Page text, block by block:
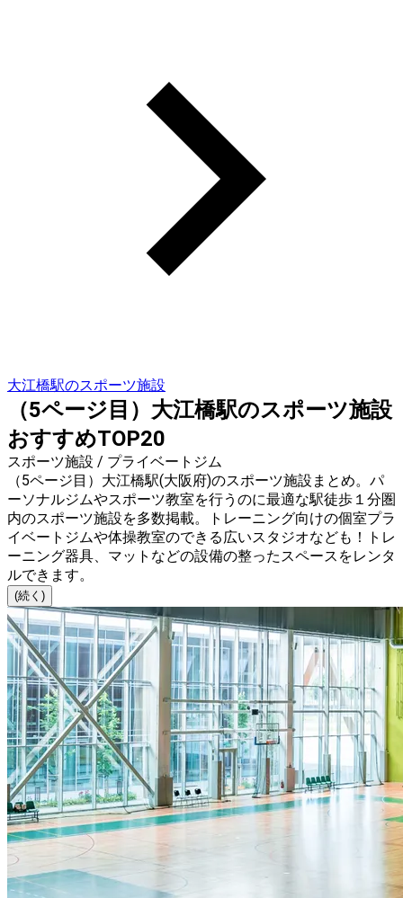
大江橋駅のスポーツ施設
（5ページ目）大江橋駅のスポーツ施設
おすすめTOP20
スポーツ施設 / プライベートジム
（5ページ目）大江橋駅(大阪府)のスポーツ施設まとめ。パ
ーソナルジムやスポーツ教室を行うのに最適な駅徒歩１分圏
内のスポーツ施設を多数掲載。トレーニング向けの個室プラ
イベートジムや体操教室のできる広いスタジオなども！トレ
ーニング器具、マットなどの設備の整ったスペースをレンタ
ルできます。
(続く)